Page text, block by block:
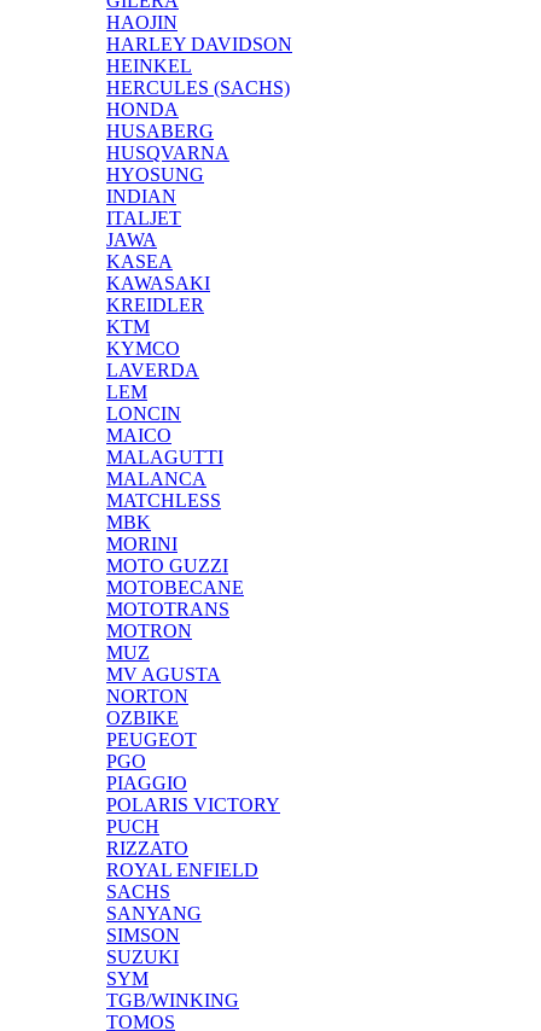
HAOJIN
HARLEY DAVIDSON
HEINKEL
HERCULES (SACHS)
HONDA
HUSABERG
HUSQVARNA
HYOSUNG
INDIAN
ITALJET
JAWA
KASEA
KAWASAKI
KREIDLER
KTM
KYMCO
LAVERDA
LEM
LONCIN
MAICO
MALAGUTTI
MALANCA
MATCHLESS
MBK
MORINI
MOTO GUZZI
MOTOBECANE
MOTOTRANS
MOTRON
MUZ
MV AGUSTA
NORTON
OZBIKE
PEUGEOT
PGO
PIAGGIO
POLARIS VICTORY
PUCH
RIZZATO
ROYAL ENFIELD
SACHS
SANYANG
SIMSON
SUZUKI
SYM
TGB/WINKING
TOMOS